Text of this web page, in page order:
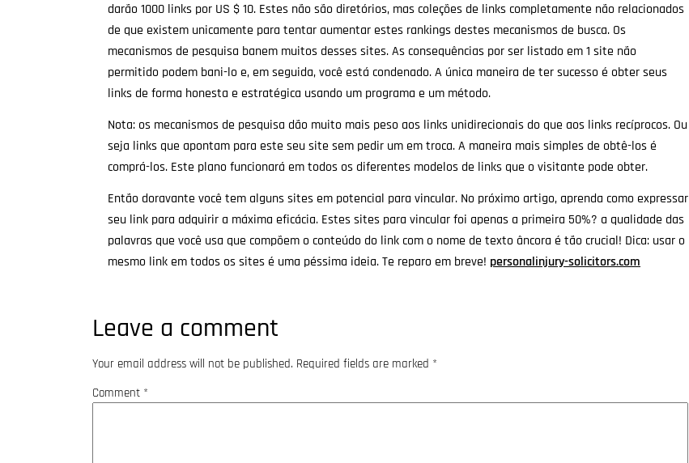
darão 1000 links por US $ 10. Estes não são diretórios, mas coleções de links completamente não relacionados
de que existem unicamente para tentar aumentar estes rankings destes mecanismos de busca. Os
mecanismos de pesquisa banem muitos desses sites. As consequências por ser listado em 1 site não
permitido podem bani-lo e, em seguida, você está condenado. A única maneira de ter sucesso é obter seus
links de forma honesta e estratégica usando um programa e um método.
Nota: os mecanismos de pesquisa dão muito mais peso aos links unidirecionais do que aos links recíprocos. Ou
seja links que apontam para este seu site sem pedir um em troca. A maneira mais simples de obtê-los é
comprá-los. Este plano funcionará em todos os diferentes modelos de links que o visitante pode obter.
Então doravante você tem alguns sites em potencial para vincular. No próximo artigo, aprenda como expressar
seu link para adquirir a máxima eficácia. Estes sites para vincular foi apenas a primeira 50%? a qualidade das
palavras que você usa que compõem o conteúdo do link com o nome de texto âncora é tão crucial! Dica: usar o
mesmo link em todos os sites é uma péssima ideia. Te reparo em breve! personalinjury-solicitors.com
Leave a comment
Your email address will not be published. Required fields are marked *
Comment *